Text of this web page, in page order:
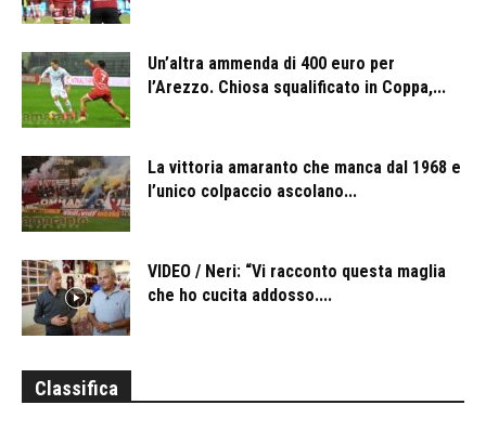
Un’altra ammenda di 400 euro per
l’Arezzo. Chiosa squalificato in Coppa,...
La vittoria amaranto che manca dal 1968 e
l’unico colpaccio ascolano...
VIDEO / Neri: “Vi racconto questa maglia
che ho cucita addosso....
Classifica